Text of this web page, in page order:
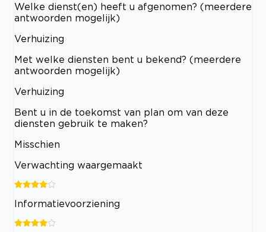
Welke dienst(en) heeft u afgenomen? (meerdere
antwoorden mogelijk)
Verhuizing
Met welke diensten bent u bekend? (meerdere
antwoorden mogelijk)
Verhuizing
Bent u in de toekomst van plan om van deze
diensten gebruik te maken?
Misschien
Verwachting waargemaakt
Informatievoorziening